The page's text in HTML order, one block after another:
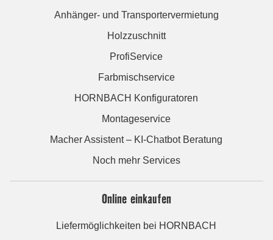
Anhänger- und Transportervermietung
Holzzuschnitt
ProfiService
Farbmischservice
HORNBACH Konfiguratoren
Montageservice
Macher Assistent – KI-Chatbot Beratung
Noch mehr Services
Online einkaufen
Liefermöglichkeiten bei HORNBACH